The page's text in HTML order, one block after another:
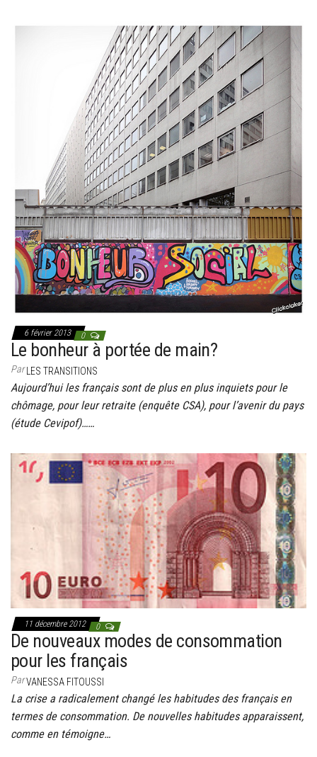
6 février 2013 0
Le bonheur à portée de main?
Par LES TRANSITIONS
Aujourd’hui les français sont de plus en plus inquiets pour le
chômage, pour leur retraite (enquête CSA), pour l’avenir du pays
(étude Cevipof)……
11 décembre 2012 0
De nouveaux modes de consommation
pour les français
ParVANESSA FITOUSSI
La crise a radicalement changé les habitudes des français en
termes de consommation. De nouvelles habitudes apparaissent,
comme en témoigne…